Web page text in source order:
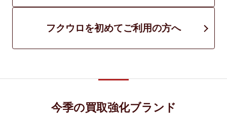
フクウロを初めてご利用の方へ
今季の買取強化ブランド